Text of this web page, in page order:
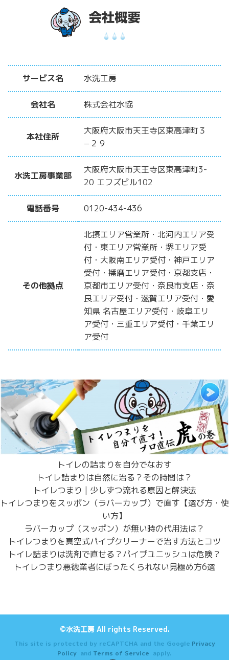
サービス名 水洗工房
会社名 株式会社水協
本社住所
大阪府大阪市天王寺区東高津町３
−２９
水洗工房事業部
大阪府大阪市天王寺区東高津町3-
20 エフズビル102
電話番号 0120-434-436
その他拠点
北摂エリア営業所・北河内エリア受
付・東エリア営業所・堺エリア受
付・大阪南エリア受付・神戸エリア
受付・播磨エリア受付・京都支店・
京都市エリア受付・奈良市支店・奈
良エリア受付・滋賀エリア受付・愛
知県 名古屋エリア受付・岐阜エリ
ア受付・三重エリア受付・千葉エリ
ア受付
トイレの詰まりを自分でなおす
トイレ詰まりは自然に治る？その時間は？
トイレつまり | 少しずつ流れる原因と解決法
トイレつまりをスッポン（ラバーカップ）で直す【選び方・使
い方】
ラバーカップ（スッポン）が無い時の代用法は？
トイレつまりを真空式パイプクリーナーで治す方法とコツ
トイレ詰まりは洗剤で直せる？パイプユニッシュは危険？
トイレつまり悪徳業者にぼったくられない見極め方6選
©水洗工房 All rights Reserved.
This site is protected by reCAPTCHA and the Google Privacy
Policy and Terms of Service apply.